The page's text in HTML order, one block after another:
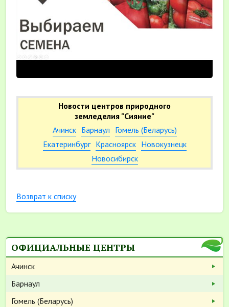
Новости центров природного
земледелия "Сияние"
Ачинск Барнаул Гомель (Беларусь)
Екатеринбург Красноярск Новокузнецк
Новосибирск
Возврат к списку
ОФИЦИАЛЬНЫЕ ЦЕНТРЫ
Ачинск
Барнаул
Гомель (Беларусь)